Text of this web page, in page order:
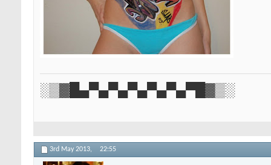
░▒▓█▄▀▄▀▄▀▄▀▄▀▄▀█▓▒░
3rd May 2013, 22:55